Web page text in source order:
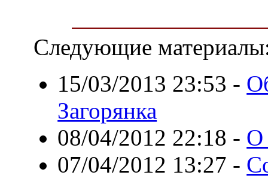
Следующие
15/03/2013 23:53 -
Загорянка
08/04/2012 22:18 - О
07/04/2012 13:27 -